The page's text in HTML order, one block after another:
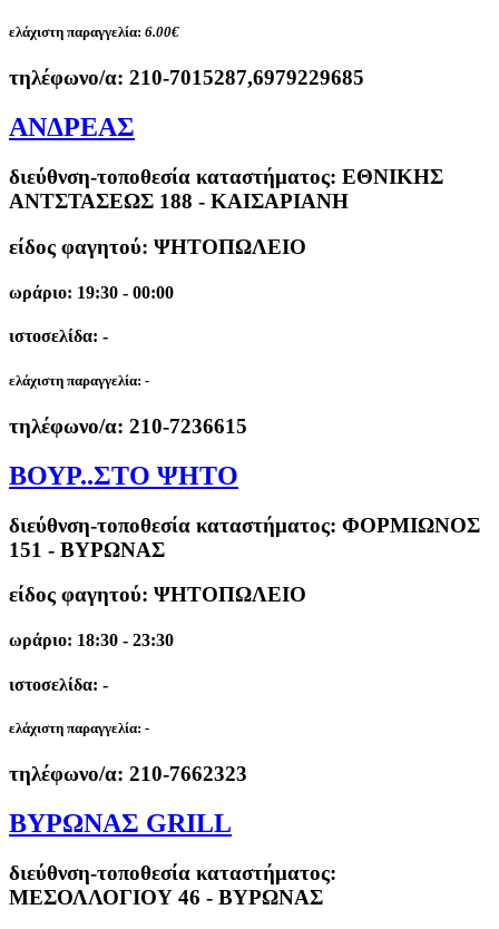
ελάχιστη παραγγελία: 6.00€
τηλέφωνο/α: 210-7015287,6979229685
ΑΝΔΡΕΑΣ
διεύθνση-τοποθεσία καταστήματος: ΕΘΝΙΚΗΣ
ΑΝΤΣΤΑΣΕΩΣ 188 - ΚΑΙΣΑΡΙΑΝΗ
είδος φαγητού: ΨΗΤΟΠΩΛΕΙΟ
ωράριο: 19:30 - 00:00
ιστοσελίδα: -
ελάχιστη παραγγελία: -
τηλέφωνο/α: 210-7236615
ΒΟΥΡ..ΣΤΟ ΨΗΤΟ
διεύθνση-τοποθεσία καταστήματος: ΦΟΡΜΙΩΝΟΣ
151 - ΒΥΡΩΝΑΣ
είδος φαγητού: ΨΗΤΟΠΩΛΕΙΟ
ωράριο: 18:30 - 23:30
ιστοσελίδα: -
ελάχιστη παραγγελία: -
τηλέφωνο/α: 210-7662323
ΒΥΡΩΝΑΣ GRILL
διεύθνση-τοποθεσία καταστήματος:
ΜΕΣΟΛΛΟΓΙΟΥ 46 - ΒΥΡΩΝΑΣ